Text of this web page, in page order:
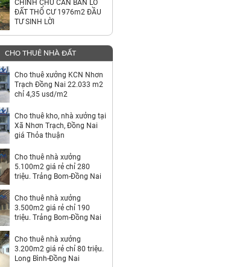
CHÍNH CHỦ CẦN BÁN LÔ
ĐẤT THỔ CƯ 1976m2 ĐẦU
TƯ SINH LỜI
CHO THUÊ NHÀ ĐẤT
Cho thuê xưởng KCN Nhơn
Trạch Đồng Nai 22.033 m2
chỉ 4,35 usd/m2
Cho thuê kho, nhà xưởng tại
Xã Nhơn Trạch, Đồng Nai
giá Thỏa thuận
Cho thuê nhà xưởng
5.100m2 giá rẻ chỉ 280
triệu. Trảng Bom-Đồng Nai
Cho thuê nhà xưởng
3.500m2 giá rẻ chỉ 190
triệu. Trảng Bom-Đồng Nai
Cho thuê nhà xưởng
3.200m2 giá rẻ chỉ 80 triệu.
Long Bình-Đồng Nai